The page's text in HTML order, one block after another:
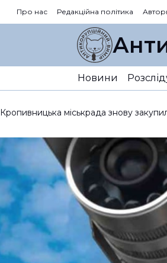
Про нас Редакційна політика
Новини
Кропивницька міськрада знову